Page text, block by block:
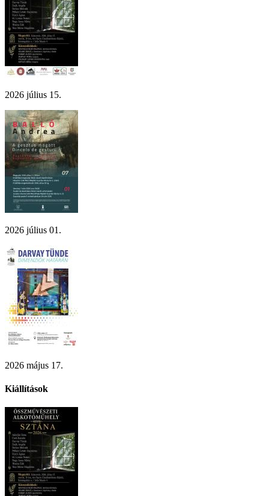
2026 július 15.
2026 július 01.
2026 május 17.
Kiállítások